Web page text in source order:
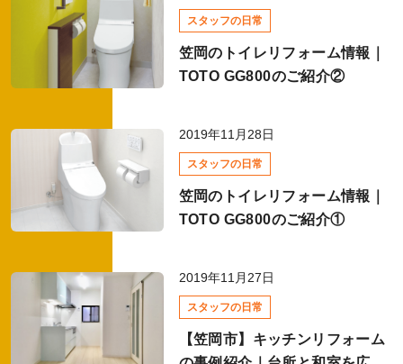
全て
洗面化粧台リフォーム
外壁塗装の基礎知識
スタッフの日常
笠岡のトイレリフォーム情報｜
TOTO GG800のご紹介②
2019年11月28日
スタッフの日常
笠岡のトイレリフォーム情報｜
TOTO GG800のご紹介①
2019年11月27日
スタッフの日常
【笠岡市】キッチンリフォーム